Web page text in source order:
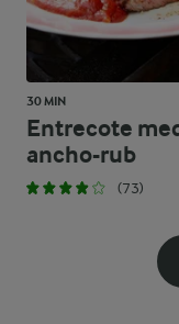
30 MIN
Entrecote
ancho-rub
(73)